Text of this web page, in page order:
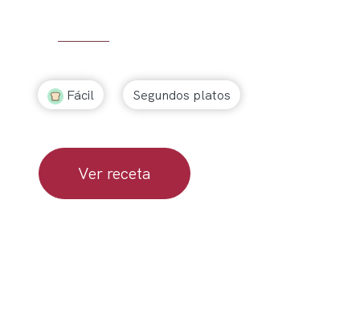
Fácil Segundos platos
Ver receta